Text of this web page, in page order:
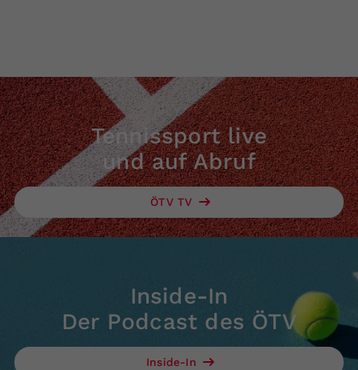
Tennissport live
und auf Abruf
ÖTV TV
Inside-In
Der Podcast des ÖTV
Inside-In